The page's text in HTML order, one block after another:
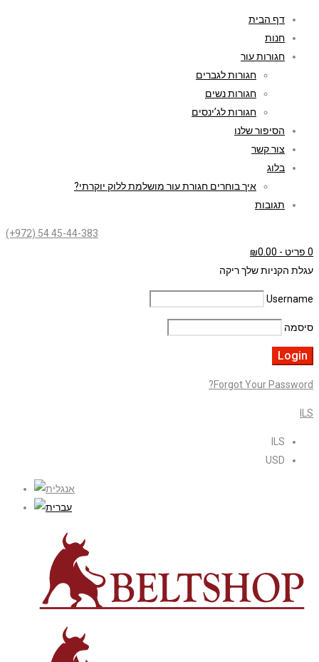
דף הבית
חנות
חגורות עור
חגורות לגברים
חגורות נשים
חגורות לג’ינסים
הסיפור שלנו
צור קשר
בלוג
איך בוחרים חגורת עור מושלמת ללוק יוקרתי?
תגובות
(+972) 54 45-44-383
0 פריט
-
₪0.00
עגלת הקניות שלך ריקה
Username
סיסמה
Forgot Your Password?
ILS
ILS
USD